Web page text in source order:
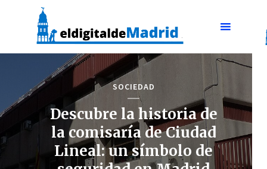
SOCIEDAD
Descubre la historia de
la comisaría de Ciudad
Lineal: un símbolo de